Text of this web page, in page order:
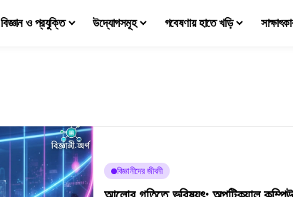
বিজ্ঞান ও প্রযুক্তি উদ্যোগসমূহ গবেষণায় হাতে খড়ি
বিজ্ঞানীদের জীবনী